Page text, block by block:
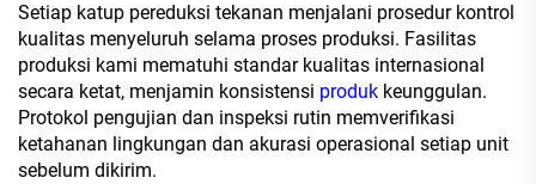
Setiap katup pereduksi tekanan menjalani prosedur kontrol
kualitas menyeluruh selama proses produksi. Fasilitas
produksi kami mematuhi standar kualitas internasional
secara ketat, menjamin konsistensi produk keunggulan.
Protokol pengujian dan inspeksi rutin memverifikasi
ketahanan lingkungan dan akurasi operasional setiap unit
sebelum dikirim.